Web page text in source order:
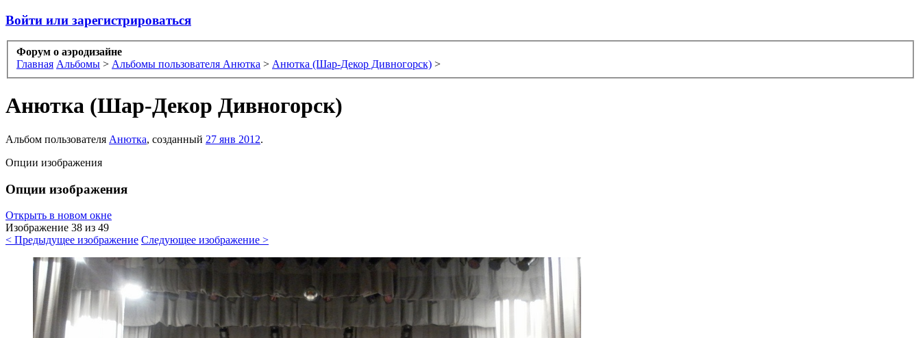
Войти или зарегистрироваться
Форум о аэродизайне
Главная Альбомы > Альбомы пользователя Анютка > Анютка (Шар-Декор Дивногорск) >
Анютка (Шар-Декор Дивногорск)
Альбом пользователя Анютка, созданный 27 янв 2012.
Опции изображения
Опции изображения
Открыть в новом окне
Изображение 38 из 49
< Предыдущее изображение Следующее изображение >